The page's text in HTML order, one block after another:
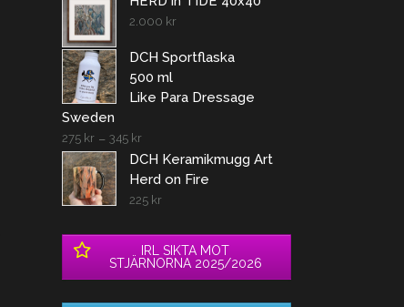
2.000 kr
DCH Sportflaska
500 ml
Like Para Dressage
Sweden
275 kr– 345 kr
DCH Keramikmugg Art
Herd on Fire
225 kr
IRL SIKTA MOT
STJÄRNORNA 2025/2026